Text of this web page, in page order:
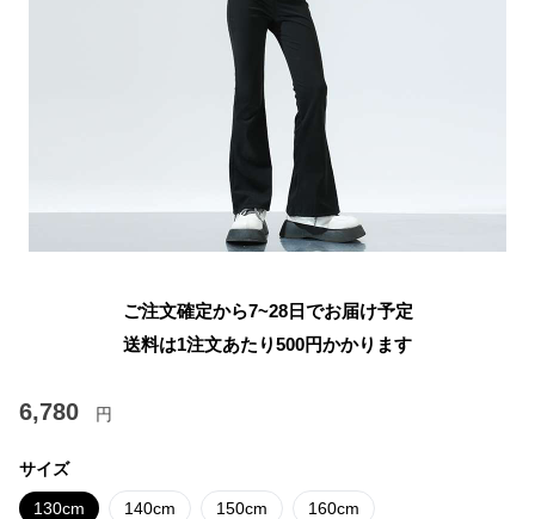
ご注文確定から7~28日でお届け予定
送料は1注文あたり500円かかります
6,780 円
サイズ
130cm 140cm 150cm 160cm